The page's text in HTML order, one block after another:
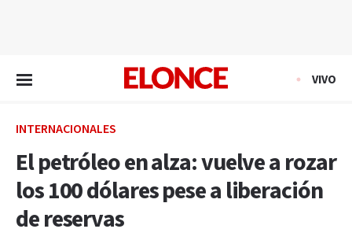
VIVO
INTERNACIONALES
El petróleo en alza: vuelve a rozar
los 100 dólares pese a liberación
de reservas